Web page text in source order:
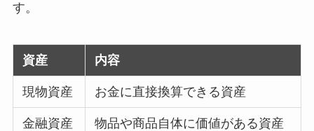
す。
資産 内容
現物資産 お金に直接換算できる資産
金融資産 物品や商品自体に価値がある資産